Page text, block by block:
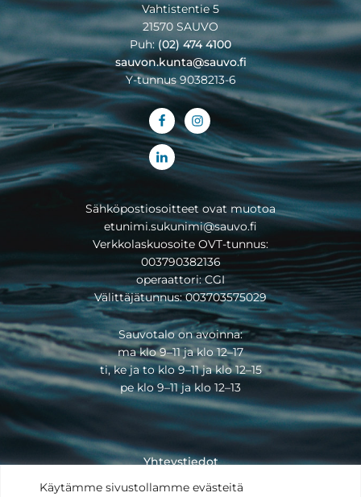
Käytämme sivustollamme evästeitä
Vahtistentie 5
21570 SAUVO
Puh:(02) 474 4100
sauvon.kunta@sauvo.fi
Y-tunnus 9038213-6
Sähköpostiosoitteet ovat muotoa
etunimi.sukunimi@sauvo.fi
Verkkolaskuosoite OVT-tunnus:
003790382136
operaattori: CGI
Välittäjätunnus: 003703575029
Sauvotalo on avoinna:
ma klo 9–11 ja klo 12–17
ti, ke ja to klo 9–11 ja klo 12–15
pe klo 9–11 ja klo 12–13
Yhteystiedot
Saavutettavuusseloste